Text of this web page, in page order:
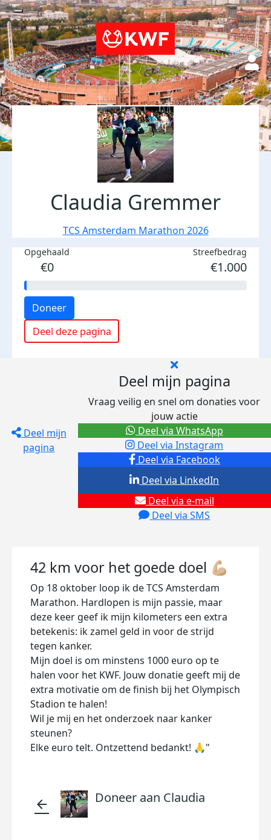
Claudia Gremmer
TCS Amsterdam Marathon 2026
Opgehaald
€0
Streefbedrag
€1.000
Doneer
Deel deze pagina
Deel mijn
pagina
Deel mijn pagina
Vraag veilig en snel om donaties voor
jouw actie
Deel via Facebook
Deel via Instagram
Deel via e-mail
Deel via SMS
Deel via LinkedIn
Deel via WhatsApp
42 km voor het goede doel 💪🏼
Op 18 oktober loop ik de TCS Amsterdam
Marathon. Hardlopen is mijn passie, maar
deze keer geef ik mijn kilometers een extra
betekenis: ik zamel geld in voor de strijd
tegen kanker.
Mijn doel is om minstens 1000 euro op te
halen voor het KWF. Jouw donatie geeft mij de
extra motivatie om de finish bij het Olympisch
Stadion te halen!
Wil je mij en het onderzoek naar kanker
steunen?
Elke euro telt. Ontzettend bedankt! 🙏"
arrow_back Doneer aan Claudia